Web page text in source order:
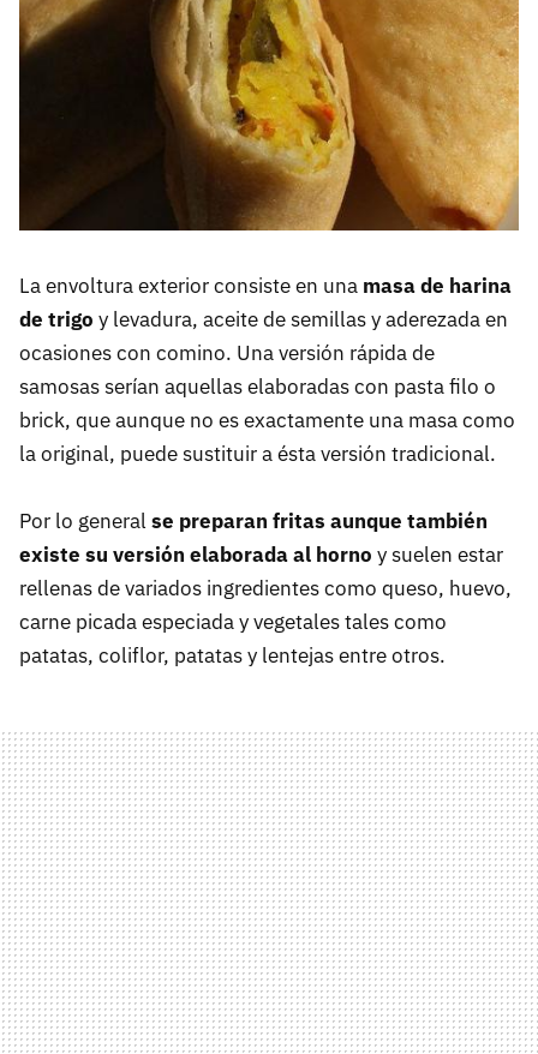
La envoltura exterior consiste en una masa de harina
de trigo y levadura, aceite de semillas y aderezada en
ocasiones con comino. Una versión rápida de
samosas serían aquellas elaboradas con pasta filo o
brick, que aunque no es exactamente una masa como
la original, puede sustituir a ésta versión tradicional.
Por lo general se preparan fritas aunque también
existe su versión elaborada al horno y suelen estar
rellenas de variados ingredientes como queso, huevo,
carne picada especiada y vegetales tales como
patatas, coliflor, patatas y lentejas entre otros.